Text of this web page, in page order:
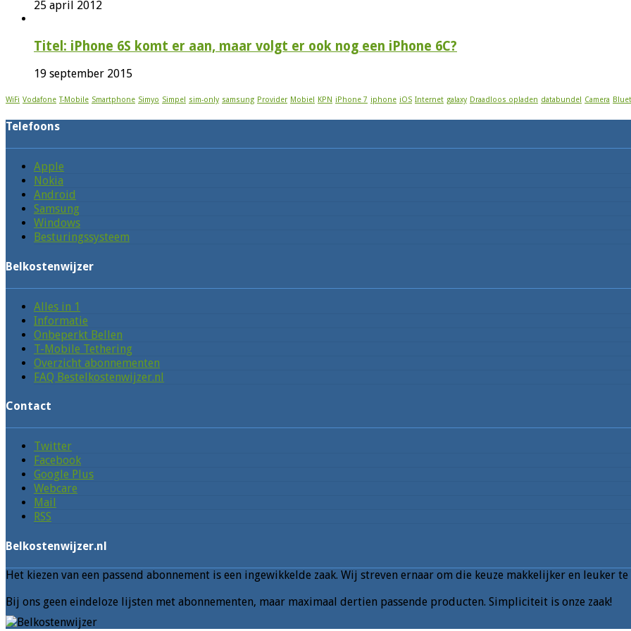
25 april 2012
Titel: iPhone 6S komt er aan, maar volgt er ook nog een iPhone 6C?
19 september 2015
WiFi Vodafone T-Mobile Smartphone Simyo Simpel sim-only samsung Provider Mobiel KPN iPhone 7 iphone iOS Internet galaxy Draadloos opladen databundel Camera
Telefoons
Apple
Nokia
Android
Samsung
Windows
Besturingssysteem
Belkostenwijzer
Alles in 1
Informatie
Onbeperkt Bellen
T-Mobile Tethering
Overzicht abonnementen
FAQ Bestelkostenwijzer.nl
Contact
Twitter
Facebook
Google Plus
Webcare
Mail
RSS
Belkostenwijzer.nl
Het kiezen van een passend abonnement is een ingewikkelde zaak. Wij streven ernaar om die keuze makkelijker en leuker te
Bij ons geen eindeloze lijsten met abonnementen, maar maximaal dertien passende producten. Simpliciteit is onze zaak!